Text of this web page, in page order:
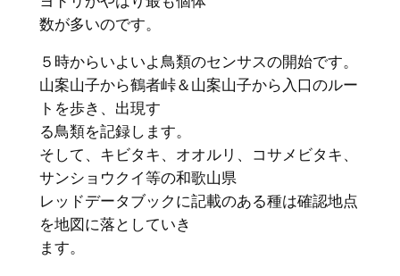
数が多いのです。
５時からいよいよ鳥類のセンサスの開始です。
山案山子から鶴者峠＆山案山子から入口のルー
トを歩き、出現す
る鳥類を記録します。
そして、キビタキ、オオルリ、コサメビタキ、
サンショウクイ等の和歌山県
レッドデータブックに記載のある種は確認地点
を地図に落としていき
ます。